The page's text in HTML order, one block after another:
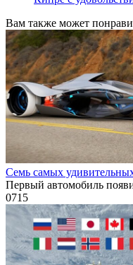
Вам также может
Семь самых
Первый автомобиль
0715